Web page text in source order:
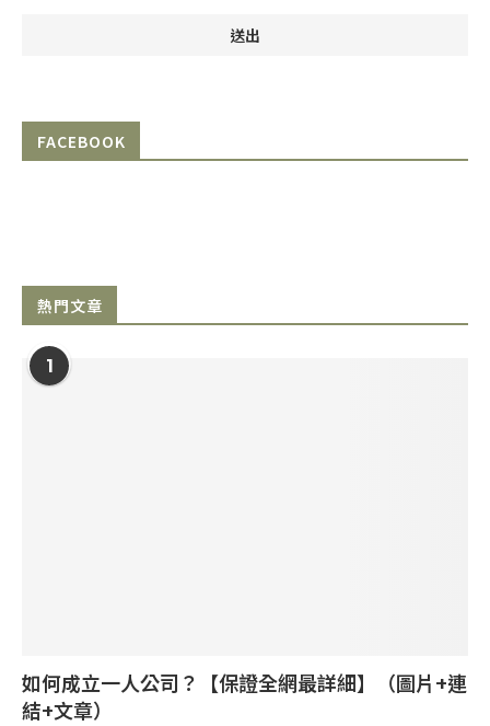
FACEBOOK
熱門文章
1
如何成立一人公司？【保證全網最詳細】（圖片+連
結+文章）